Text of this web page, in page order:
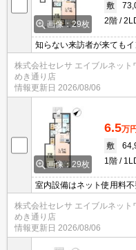
画像：29枚
敷
2階
知らない来訪者が来ても
策につながります。宅配
など自宅にいても手が離
受け取れます。室内設備
揃っているので、快適に
南向きの物件です。
株式会社セレサ エイブルネット
めき通り店
情報更新日 2026/08/06
画像：29枚
6.5万円
敷
1階
室内設備はネット使用料
で、快適に過ごしやすい
取ることができるため、
いています。玄関先まで
越しに誰が来たのかを確
向きの物件です。
株式会社セレサ エイブルネット
めき通り店
情報更新日 2026/08/06